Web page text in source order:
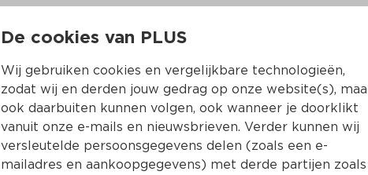
Hamlet Karamel
Per Doos 175 g
Product niet beschikbaar bij jouw PLUS.
De cookies van PLUS
Wij gebruiken cookies en vergelijkbare technologieën,
zodat wij en derden jouw gedrag op onze website(s),
ook daarbuiten kunnen volgen, ook wanneer je doorklikt
vanuit onze e-mails en nieuwsbrieven. Verder kunnen wij
versleutelde persoonsgegevens delen (zoals een e-
mailadres en aankoopgegevens) met derde partijen zoals